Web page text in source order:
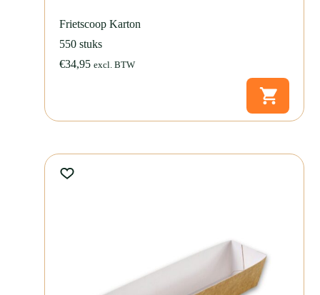
Frietscoop Karton
550 stuks
€34,95 excl. BTW